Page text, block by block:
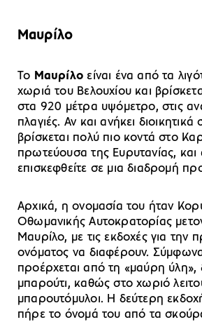
Μαυρίλο
Το Μαυρίλο είναι ένα από τα
χωριά του Βελουχίου και
στα 920 μέτρα υψόμετρο, στις
πλαγιές. Αν και ανήκει
βρίσκεται πολύ πιο κοντά στο
πρωτεύουσα της Ευρυτανίας, και
επισκεφθείτε σε μια διαδρομή
Αρχικά, η ονομασία του ήταν
Οθωμανικής Αυτοκρατορίας
Μαυρίλο, με τις εκδοχές για την
ονόματος να διαφέρουν.
προέρχεται από τη «μαύρη ύλη»,
μπαρούτι, καθώς στο χωριό
μπαρουτόμυλοι. Η δεύτερη
πήρε το όνομά του από τα